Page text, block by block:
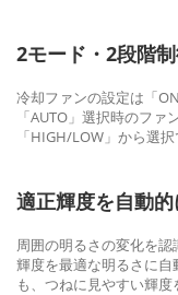
2モード・2段階
冷却ファンの設定は「
「AUTO」選択時のフ
「HIGH/LOW」から選択
適正輝度を自動
周囲の明るさの変化を
輝度を最適な明るさに
も、つねに見やすい輝度